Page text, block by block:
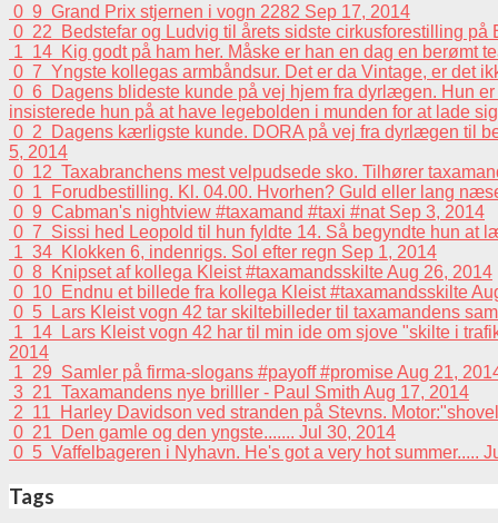
0 9 Grand Prix stjernen i vogn 2282 Sep 17, 2014
0 22
Bedstefar og Ludvig til årets sidste cirkusforestilling
1 14 Kig godt på ham her. Måske er han en dag en berømt
0 7 Yngste kollegas armbåndsur. Det er da Vintage, er det
0 6 Dagens blideste kunde på vej hjem fra dyrlægen. Hun
insisterede hun på at have legebolden i munden for at lade
0 2
Dagens kærligste kunde. DORA på vej fra dyrlægen til
5, 2014
0 12 Taxabranchens mest velpudsede sko. Tilhører
0 1
Forudbestilling. Kl. 04.00. Hvorhen? Guld eller lang
0 9 Cabman's nightview #taxamand #taxi #nat Sep 3, 2014
0 7 Sissi hed Leopold til hun fyldte 14. Så begyndte hun at
1 34 Klokken 6, indenrigs. Sol efter regn Sep 1, 2014
0 8 Knipset af kollega Kleist #taxamandsskilteAug 26, 2014
0 10 Endnu et billede fra kollega Kleist #taxamandsskilte
0 5
Lars Kleist vogn 42 tar skiltebilleder til taxamandens
1 14
Lars Kleist vogn 42 har til min ide om sjove "skilte i
2014
1 29 Samler på firma-slogans #payoff #promiseAug 21,
3 21 Taxamandens nye brilller - Paul Smith Aug 17, 2014
2 11
Harley Davidson ved stranden på Stevns.
0 21 Den gamle og den yngste....... Jul 30, 2014
0 5 Vaffelbageren i Nyhavn. He's got a very hot summer.....
Tags